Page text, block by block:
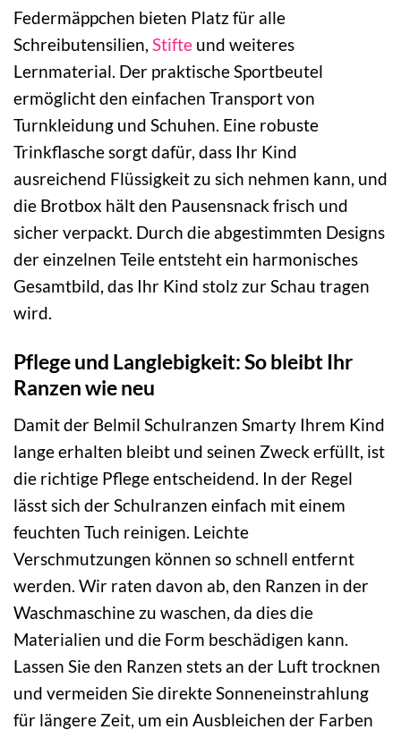
Federmäppchen bieten Platz für alle
Schreibutensilien, Stifte und weiteres
Lernmaterial. Der praktische Sportbeutel
ermöglicht den einfachen Transport von
Turnkleidung und Schuhen. Eine robuste
Trinkflasche sorgt dafür, dass Ihr Kind
ausreichend Flüssigkeit zu sich nehmen kann, und
die Brotbox hält den Pausensnack frisch und
sicher verpackt. Durch die abgestimmten Designs
der einzelnen Teile entsteht ein harmonisches
Gesamtbild, das Ihr Kind stolz zur Schau tragen
wird.
Pflege und Langlebigkeit: So bleibt Ihr
Ranzen wie neu
Damit der Belmil Schulranzen Smarty Ihrem Kind
lange erhalten bleibt und seinen Zweck erfüllt, ist
die richtige Pflege entscheidend. In der Regel
lässt sich der Schulranzen einfach mit einem
feuchten Tuch reinigen. Leichte
Verschmutzungen können so schnell entfernt
werden. Wir raten davon ab, den Ranzen in der
Waschmaschine zu waschen, da dies die
Materialien und die Form beschädigen kann.
Lassen Sie den Ranzen stets an der Luft trocknen
und vermeiden Sie direkte Sonneneinstrahlung
für längere Zeit, um ein Ausbleichen der Farben